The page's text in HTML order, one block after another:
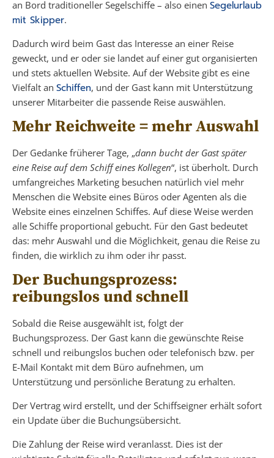
an Bord traditioneller Segelschiffe – also einen Segelurlaub
mit Skipper.
Dadurch wird beim Gast das Interesse an einer Reise
geweckt, und er oder sie landet auf einer gut organisierten
und stets aktuellen Website. Auf der Website gibt es eine
Vielfalt an Schiffen, und der Gast kann mit Unterstützung
unserer Mitarbeiter die passende Reise auswählen.
Mehr Reichweite = mehr Auswahl
Der Gedanke früherer Tage, „dann bucht der Gast später
eine Reise auf dem Schiff eines Kollegen“, ist überholt. Durch
umfangreiches Marketing besuchen natürlich viel mehr
Menschen die Website eines Büros oder Agenten als die
Website eines einzelnen Schiffes. Auf diese Weise werden
alle Schiffe proportional gebucht. Für den Gast bedeutet
das: mehr Auswahl und die Möglichkeit, genau die Reise zu
finden, die wirklich zu ihm oder ihr passt.
Der Buchungsprozess:
reibungslos und schnell
Sobald die Reise ausgewählt ist, folgt der
Buchungsprozess. Der Gast kann die gewünschte Reise
schnell und reibungslos buchen oder telefonisch bzw. per
E-Mail Kontakt mit dem Büro aufnehmen, um
Unterstützung und persönliche Beratung zu erhalten.
Der Vertrag wird erstellt, und der Schiffseigner erhält sofort
ein Update über die Buchungsübersicht.
Die Zahlung der Reise wird veranlasst. Dies ist der